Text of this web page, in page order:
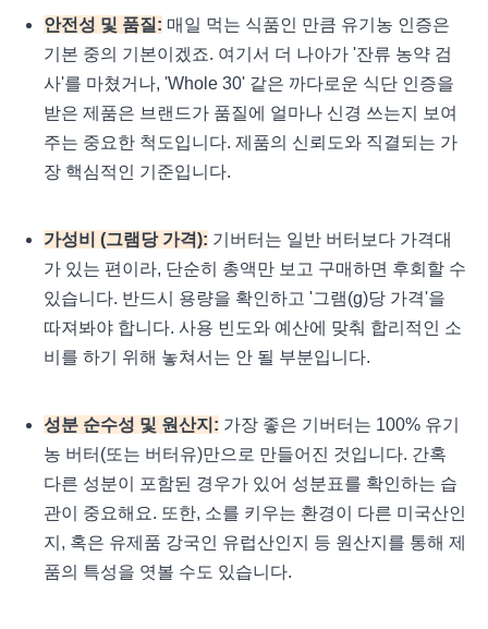
안전성 및 품질: 매일 먹는 식품인 만큼 유기농 인증은
기본 중의 기본이겠죠. 여기서 더 나아가 '잔류 농약 검
사'를 마쳤거나, 'Whole 30' 같은 까다로운 식단 인증을
받은 제품은 브랜드가 품질에 얼마나 신경 쓰는지 보여
주는 중요한 척도입니다. 제품의 신뢰도와 직결되는 가
장 핵심적인 기준입니다.
가성비 (그램당 가격): 기버터는 일반 버터보다 가격대
가 있는 편이라, 단순히 총액만 보고 구매하면 후회할 수
있습니다. 반드시 용량을 확인하고 '그램(g)당 가격'을
따져봐야 합니다. 사용 빈도와 예산에 맞춰 합리적인 소
비를 하기 위해 놓쳐서는 안 될 부분입니다.
성분 순수성 및 원산지: 가장 좋은 기버터는 100% 유기
농 버터(또는 버터유)만으로 만들어진 것입니다. 간혹
다른 성분이 포함된 경우가 있어 성분표를 확인하는 습
관이 중요해요. 또한, 소를 키우는 환경이 다른 미국산인
지, 혹은 유제품 강국인 유럽산인지 등 원산지를 통해 제
품의 특성을 엿볼 수도 있습니다.